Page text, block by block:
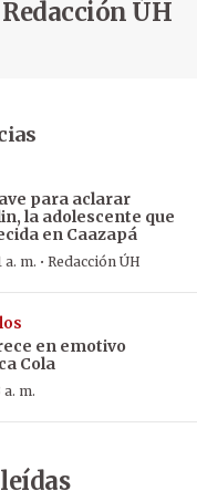
Redacción ÚH
para aclarar
la adolescente que
en Caazapá
a. m. · Redacción ÚH
en emotivo
Cola
a. m.